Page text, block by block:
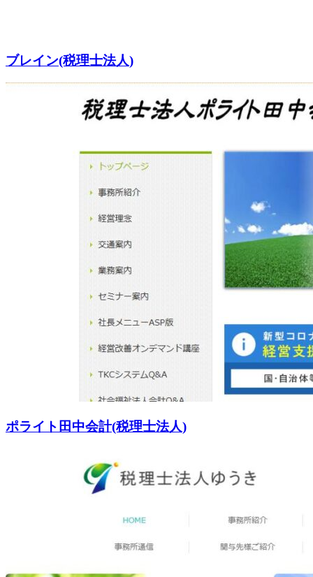
ブレイン(税理士法人)
ポライト田中会計(税理士法人)